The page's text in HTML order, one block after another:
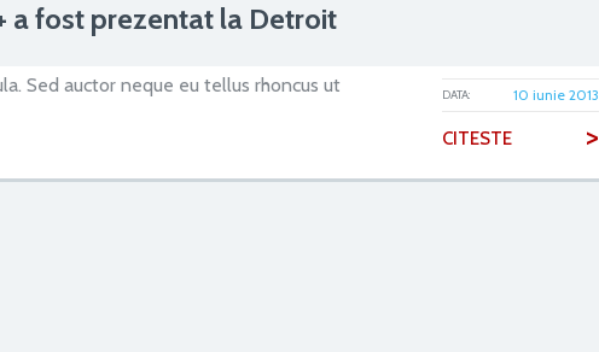
a fost prezentat la Detroit
DATA: 10 iunie 2013
CITESTE >
Sed auctor neque eu tellus rhoncus ut